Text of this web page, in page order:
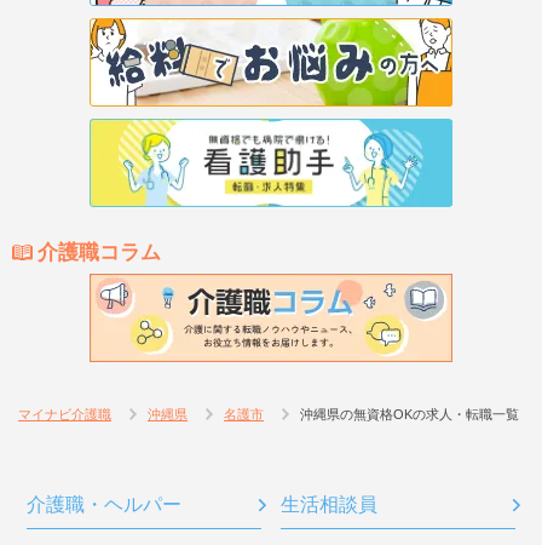
介護職コラム
マイナビ介護職 沖縄県 名護市 沖縄県の無資格OKの求人・転職一覧
介護職・ヘルパー 生活相談員